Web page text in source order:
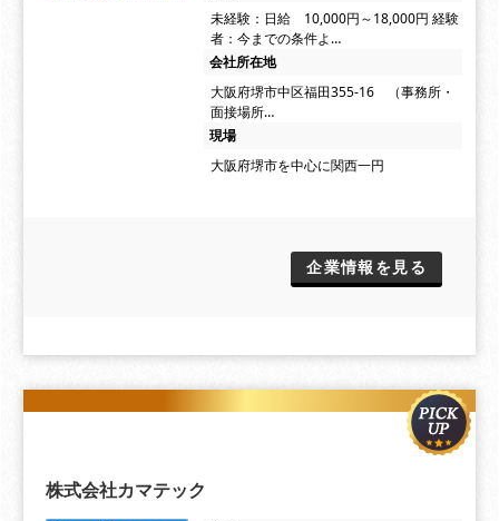
未経験：日給 10,000円～18,000円 経験
者：今までの条件よ…
会社所在地
大阪府堺市中区福田355-16 （事務所・
面接場所…
現場
大阪府堺市を中心に関西一円
企業情報を見る
株式会社カマテック